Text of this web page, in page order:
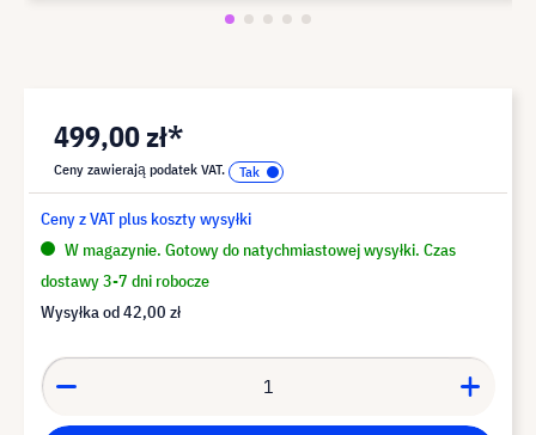
499,00 zł*
Ceny zawierają podatek VAT.
Ceny z VAT plus koszty wysyłki
W magazynie. Gotowy do natychmiastowej wysyłki. Czas
dostawy 3-7 dni robocze
Wysyłka od42,00 zł